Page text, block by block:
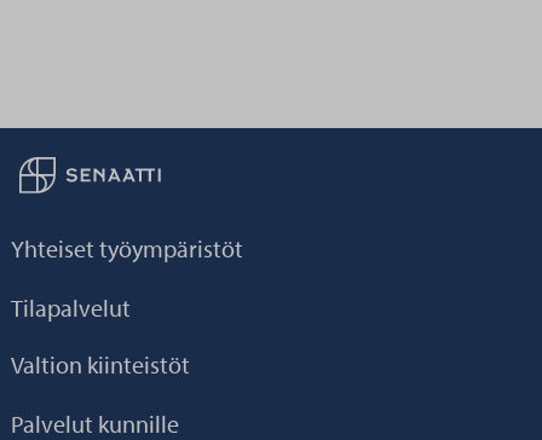
Palaa taikaisin etusivulle
Yhteiset työympäristöt
Tilapalvelut
Valtion kiinteistöt
Palvelut kunnille